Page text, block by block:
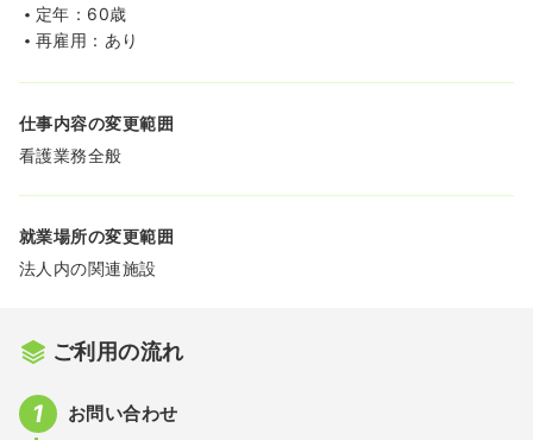
定年：60歳
再雇用：あり
仕事内容の変更範囲
看護業務全般
就業場所の変更範囲
法人内の関連施設
ご利用の流れ
お問い合わせ